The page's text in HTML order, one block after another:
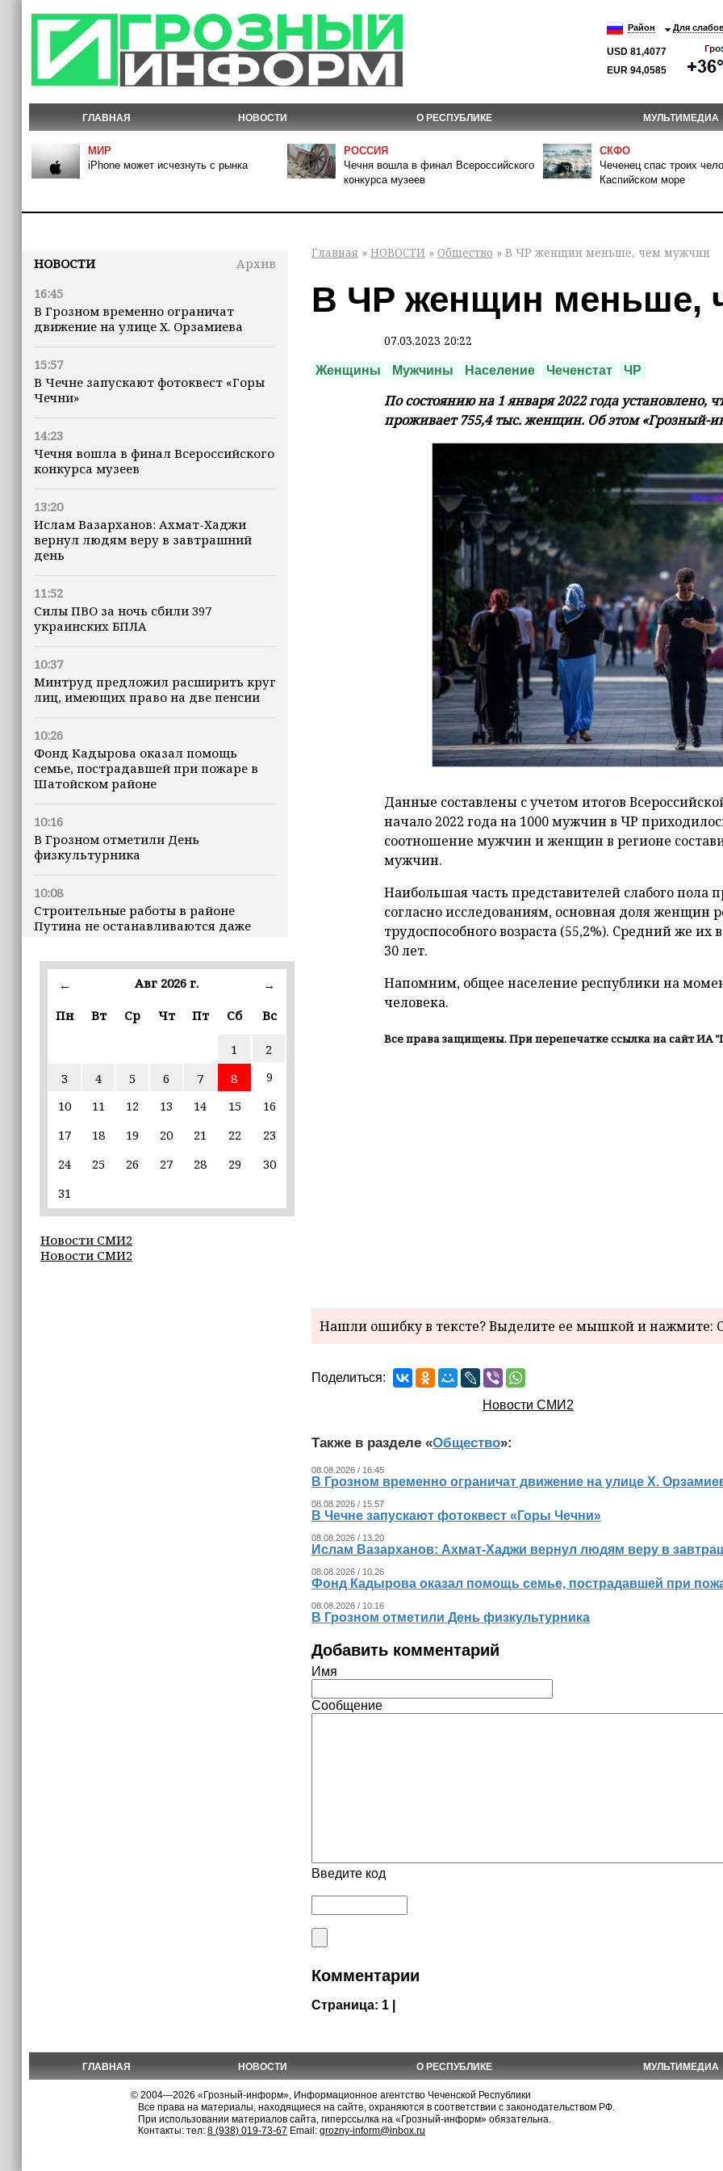
Район Для
USD 81,4077
EUR 94,0585
ГЛАВНАЯ НОВОСТИ О РЕСПУБЛИКЕ МУЛЬТИМЕДИА
МИР
iPhone может исчезнуть с рынка
РОССИЯ
Чечня вошла в финал Всероссийского
конкурса музеев
СКФО
Чеченец спас троих
Каспийском море
НОВОСТИ
Архив
16:45
В Грозном временно ограничат
движение на улице Х. Орзамиева
15:57
В Чечне запускают фотоквест «Горы
Чечни»
14:23
Чечня вошла в финал Всероссийского
конкурса музеев
13:20
Ислам Вазарханов: Ахмат-Хаджи
вернул людям веру в завтрашний
день
11:52
Силы ПВО за ночь сбили 397
украинских БПЛА
10:37
Минтруд предложил расширить круг
лиц, имеющих право на две пенсии
10:26
Фонд Кадырова оказал помощь
семье, пострадавшей при пожаре в
Шатойском районе
10:16
В Грозном отметили День
физкультурника
10:08
Строительные работы в районе
Путина не останавливаются даже
марта
В пяти школах столицы обновляют
инфраструктуру по госпрограмме
Силы ПВО сбили 75 БПЛА над
сутки
20:09
19:37
← Авг 2026 г.
→
Пн
Вт Ср Чт Пт Сб Вс
1
2
3
4 5 6 7 8
9
10
11 12 13 14 15
16
17
18 19 20 21 22
23
24
25 26 27 28 29
30
31
Новости СМИ2
Новости СМИ2
Главная » НОВОСТИ » Общество » В ЧР женщин меньше, чем мужчин
В ЧР женщин меньше,
07.03.2023 20:22
Женщины Мужчины Население Чеченстат ЧР
По состоянию на 1 января 2022 года установлено,
проживает 755,4 тыс. женщин. Об этом «Грозный-
Данные составлены с учетом итогов
начало 2022 года на 1000 мужчин в ЧР
соотношение мужчин и женщин в регионе
мужчин.
Наибольшая часть представителей слабого пола
согласно исследованиям, основная доля женщин
трудоспособного возраста (55,2%). Средний же их
30 лет.
Напомним, общее население республики на
человека.
Все права защищены. При перепечатке ссылка на сайт ИА
Нашли ошибку в тексте? Выделите ее мышкой и нажмите:
Поделиться:
Новости СМИ2
Также в разделе «Общество»:
08.08.2026 / 16.45
В Грозном временно ограничат движение на улице Х.
08.08.2026 / 15.57
В Чечне запускают фотоквест «Горы Чечни»
08.08.2026 / 13.20
Ислам Вазарханов: Ахмат-Хаджи вернул людям веру в
08.08.2026 / 10.26
Фонд Кадырова оказал помощь семье, пострадавшей при
08.08.2026 / 10.16
В Грозном отметили День физкультурника
Добавить комментарий
Имя
Сообщение
Введите код
Комментарии
Страница: 1 |
ГЛАВНАЯ НОВОСТИ О РЕСПУБЛИКЕ МУЛЬТИМЕДИА
© 2004—2026 «Грозный-информ», Информационное агентство Чеченской Республики
Все права на материалы, находящиеся на сайте, охраняются в соответствии с законодательством РФ.
При использовании материалов сайта, гиперссылка на «Грозный-информ» обязательна.
Контакты: тел: 8 (938) 019-73-67 Email: grozny-inform@inbox.ru